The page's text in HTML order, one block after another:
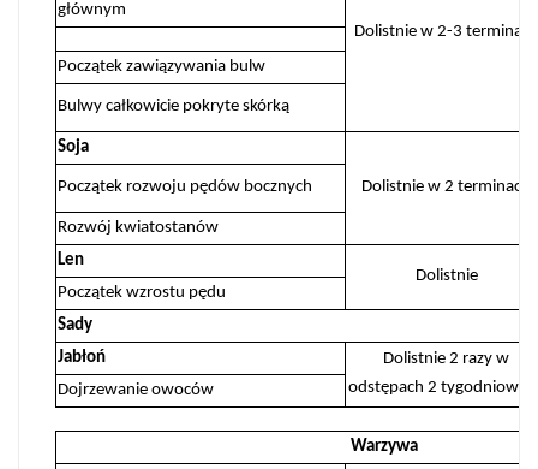
Dolistnie w 2-3 terminach
głównym
Początek zawiązywania bulw
Bulwy całkowicie pokryte skórką
Soja
Dolistnie w 2 terminach
Początek rozwoju pędów bocznych
Rozwój kwiatostanów
Len
Dolistnie
Początek wzrostu pędu
Sady
Jabłoń
Dolistnie 2 razy w
odstępach 2
Dojrzewanie owoców
Warzywa